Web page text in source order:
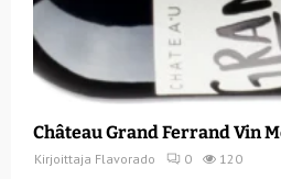
Château Grand Ferrand Vin
Kirjoittaja Flavorado 0 120